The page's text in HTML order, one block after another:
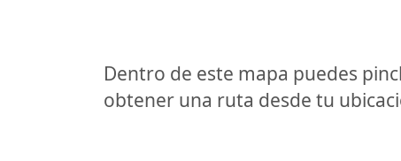
Dentro de este mapa puedes
obtener una ruta desde tu